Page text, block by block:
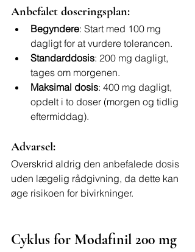
Anbefalet doseringsplan:
Begyndere: Start med 100 mg
dagligt for at vurdere tolerancen.
Standarddosis: 200 mg dagligt,
tages om morgenen.
Maksimal dosis: 400 mg dagligt,
opdelt i to doser (morgen og tidlig
eftermiddag).
Advarsel:
Overskrid aldrig den anbefalede dosis
uden lægelig rådgivning, da dette kan
øge risikoen for bivirkninger.
Cyklus for Modafinil 200 mg